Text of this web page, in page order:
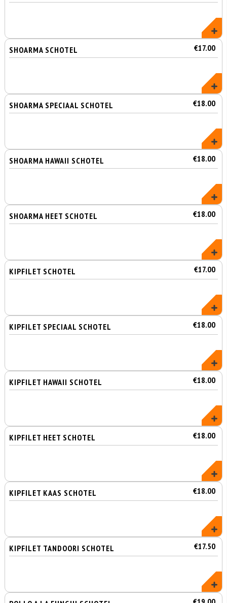
SHOARMA SCHOTEL €17.00
SHOARMA SPECIAAL SCHOTEL €18.00
SHOARMA HAWAII SCHOTEL €18.00
SHOARMA HEET SCHOTEL €18.00
KIPFILET SCHOTEL €17.00
KIPFILET SPECIAAL SCHOTEL €18.00
KIPFILET HAWAII SCHOTEL €18.00
KIPFILET HEET SCHOTEL €18.00
KIPFILET KAAS SCHOTEL €18.00
KIPFILET TANDOORI SCHOTEL €17.50